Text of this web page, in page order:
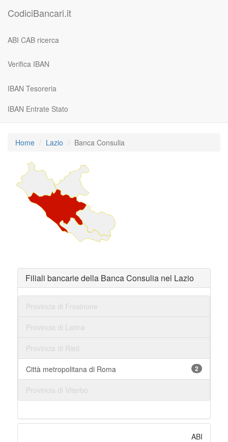
CodiciBancari.it
ABI CAB ricerca
Verifica IBAN
IBAN Tesoreria
IBAN Entrate Stato
Home Lazio Banca Consulia
Filiali bancarie della Banca Consulia nel Lazio
Provincia di Frosinone
Provincia di Latina
Provincia di Rieti
Città metropolitana di Roma 2
Provincia di Viterbo
ABI